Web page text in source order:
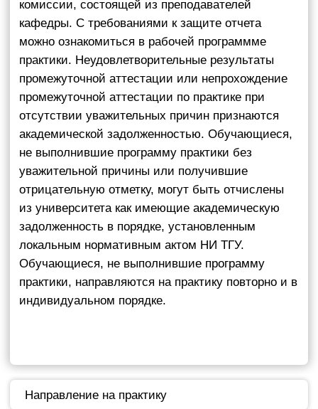
инновационных
исследовательским Томским государственным
70/00096945 2014 года